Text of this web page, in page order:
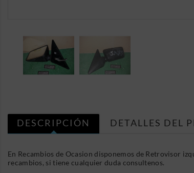
DESCRIPCIÓN DETALLES DEL
En Recambios de Ocasion disponemos de Retrovisor
recambios, si tiene cualquier duda consultenos.